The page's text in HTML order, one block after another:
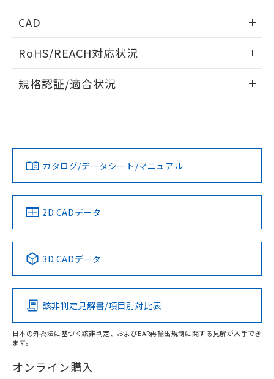
CAD
ドすることができます。
ログイン/会員登録
ダウンロードデータをご利用いただく前に、以下を必ずお読
みください。
ソフトウェアの使用条件
RoHS/REACH対応状況
EU RoHS 注意事項・凡例
対応済み
中国 RoHS 注意事項・凡例
Pb Hg Cd Cr(VI)
O
在庫等で未対応品が混在する可能性があります。
規格認証/適合状況
カタログ/データシート/マニュアル
2D CADデータ
3D CADデータ
該非判定見解書/項目別対比表
日本の外為法に基づく該非判定、およびEAR再輸出規制に関する見解が入手でき
ます。
オンライン購入